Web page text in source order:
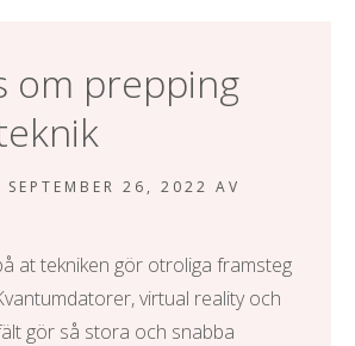
om prepping
SEPTEMBER 26, 2022 AV
at tekniken gör otroliga framsteg
virtual reality och
gör så stora och snabba